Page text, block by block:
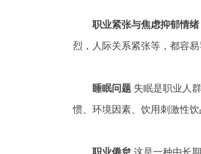
职业紧张与焦虑抑郁情绪
烈，人际关系紧张等，都容
睡眠问题失眠是职业人
惯、环境因素、饮用刺激性饮
职业倦怠 这是一种由长